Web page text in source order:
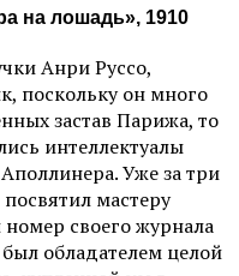
на лошадь», 1910
Анри Руссо,
поскольку он много
застав Парижа, то
интеллектуалы
Уже за три
мастеру
своего журнала
обладателем целой